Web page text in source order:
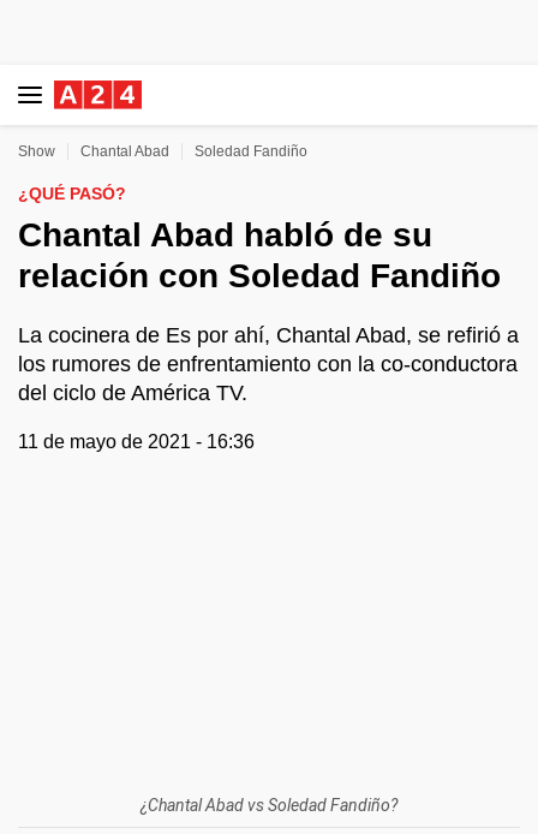
Show Chantal Abad Soledad Fandiño
¿QUÉ PASÓ?
Chantal Abad habló de su
relación con Soledad Fandiño
La cocinera de Es por ahí, Chantal Abad, se refirió a
los rumores de enfrentamiento con la co-conductora
del ciclo de América TV.
11 de mayo de 2021 - 16:36
¿Chantal Abad vs Soledad Fandiño?